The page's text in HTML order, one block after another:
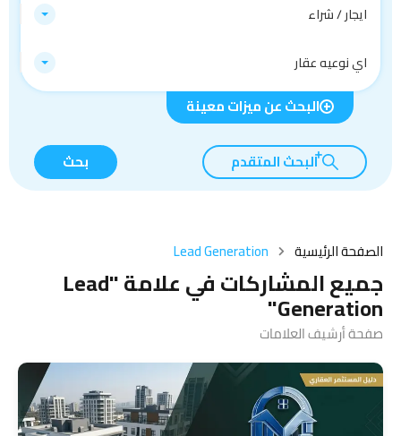
ايجار / شراء
اي نوعيه عقار
البحث عن ميزات معينة
البحث المتقدم بحث
الصفحة الرئيسية Lead Generation
جميع المشاركات في علامة "Lead
Generation"
صفحة أرشيف العلامات